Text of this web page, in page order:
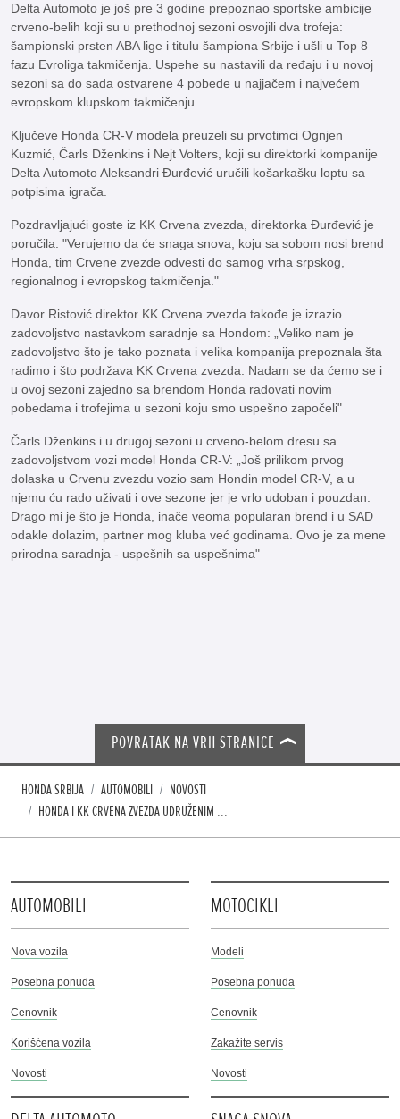
Delta Automoto je još pre 3 godine prepoznao sportske ambicije
crveno-belih koji su u prethodnoj sezoni osvojili dva trofeja:
šampionski prsten ABA lige i titulu šampiona Srbije i ušli u Top 8
fazu Evroliga takmičenja. Uspehe su nastavili da ređaju i u novoj
sezoni sa do sada ostvarene 4 pobede u najjačem i najvećem
evropskom klupskom takmičenju.
Ključeve Honda CR-V modela preuzeli su prvotimci Ognjen
Kuzmić, Čarls Dženkins i Nejt Volters, koji su direktorki kompanije
Delta Automoto Aleksandri Đurđević uručili košarkašku loptu sa
potpisima igrača.
Pozdravljajući goste iz KK Crvena zvezda, direktorka Đurđević je
poručila: "Verujemo da će snaga snova, koju sa sobom nosi brend
Honda, tim Crvene zvezde odvesti do samog vrha srpskog,
regionalnog i evropskog takmičenja."
Davor Ristović direktor KK Crvena zvezda takođe je izrazio
zadovoljstvo nastavkom saradnje sa Hondom: „Veliko nam je
zadovoljstvo što je tako poznata i velika kompanija prepoznala šta
radimo i što podržava KK Crvena zvezda. Nadam se da ćemo se i
u ovoj sezoni zajedno sa brendom Honda radovati novim
pobedama i trofejima u sezoni koju smo uspešno započeli"
Čarls Dženkins i u drugoj sezoni u crveno-belom dresu sa
zadovoljstvom vozi model Honda CR-V: „Još prilikom prvog
dolaska u Crvenu zvezdu vozio sam Hondin model CR-V, a u
njemu ću rado uživati i ove sezone jer je vrlo udoban i pouzdan.
Drago mi je što je Honda, inače veoma popularan brend i u SAD
odakle dolazim, partner mog kluba već godinama. Ovo je za mene
prirodna saradnja - uspešnih sa uspešnima"
POVRATAK NA VRH STRANICE
HONDA SRBIJA AUTOMOBILI
NOVOSTI
HONDA I KK CRVENA ZVEZDA UDRUŽENIM ...
AUTOMOBILI
Nova vozila
Posebna ponuda
Cenovnik
Korišćena vozila
Novosti
MOTOCIKLI
Modeli
Posebna ponuda
Cenovnik
Zakažite servis
Novosti